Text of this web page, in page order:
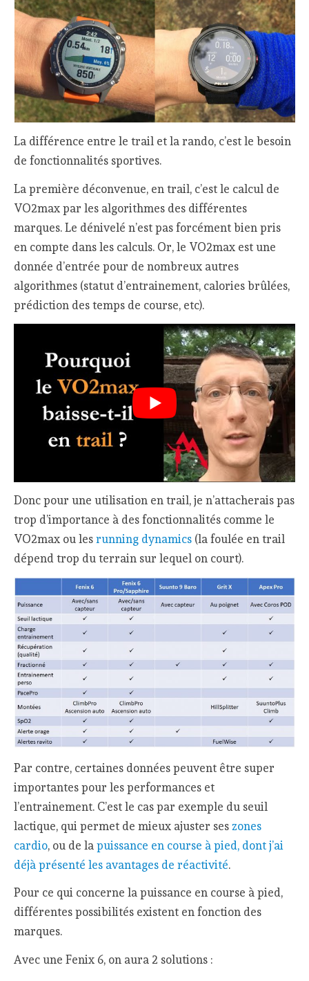
La différence entre le trail et la rando, c’est le besoin
de fonctionnalités sportives.
La première déconvenue, en trail, c’est le calcul de
VO2max par les algorithmes des différentes
marques. Le dénivelé n’est pas forcément bien pris
en compte dans les calculs. Or, le VO2max est une
donnée d’entrée pour de nombreux autres
algorithmes (statut d’entrainement, calories brûlées,
prédiction des temps de course, etc).
Donc pour une utilisation en trail, je n’attacherais pas
trop d’importance à des fonctionnalités comme le
VO2max ou lesrunning dynamics (la foulée en trail
dépend trop du terrain sur lequel on court).
Par contre, certaines données peuvent être super
importantes pour les performances et
l’entrainement. C’est le cas par exemple du seuil
lactique, qui permet de mieux ajuster ses zones
cardio, ou de lapuissance en course à pied, dont j’ai
déjà présenté les avantages de réactivité.
Pour ce qui concerne la puissance en course à pied,
différentes possibilités existent en fonction des
marques.
Avec une Fenix 6, on aura 2 solutions :